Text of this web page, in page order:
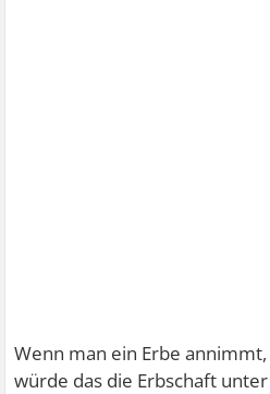
Wenn man ein Erbe
würde das die Erbschaft